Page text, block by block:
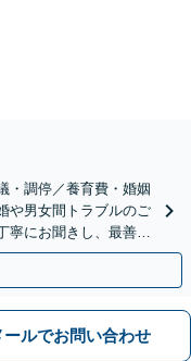
・調停／養育費・婚姻
や男女間トラブルのご
にお聞きし、最善の
金山駅5分】
ールでお問い合わせ